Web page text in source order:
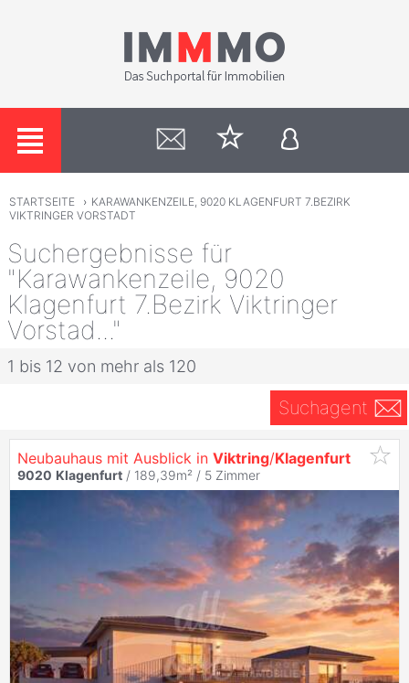
STARTSEITE › KARAWANKENZEILE, 9020 KLAGENFURT 7.BEZIRK
VIKTRINGER VORSTADT
Suchergebnisse für
"Karawankenzeile, 9020
Klagenfurt 7.Bezirk Viktringer
Vorstad..."
1 bis 12 von mehr als 120
Suchagent
Neubauhaus mit Ausblick in Viktring/Klagenfurt
9020 Klagenfurt / 189,39m² / 5 Zimmer